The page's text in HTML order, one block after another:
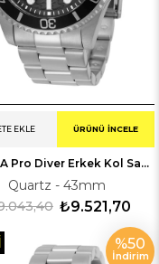
INVICTA Pro Diver Erkek Kol Saati 330018
Quartz - 43mm
₺9.521,70
EKLE ÜRÜNÜ İNCELE
%50
İndirim